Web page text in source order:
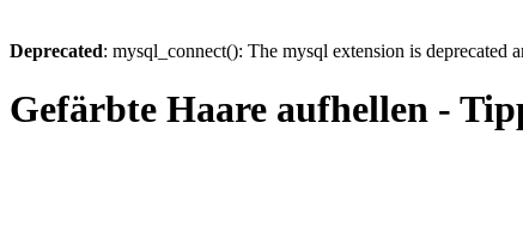
Deprecated: mysql_connect(): The mysql extension is
Gefärbte Haare aufhellen -